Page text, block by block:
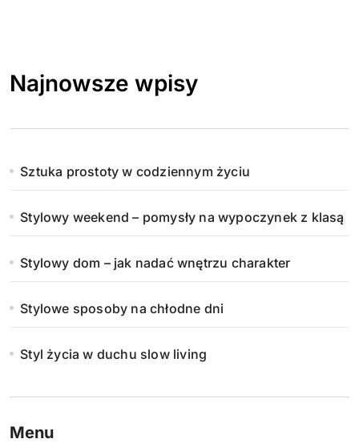
Najnowsze wpisy
Sztuka prostoty w codziennym życiu
Stylowy weekend – pomysły na wypoczynek z klasą
Stylowy dom – jak nadać wnętrzu charakter
Stylowe sposoby na chłodne dni
Styl życia w duchu slow living
Menu